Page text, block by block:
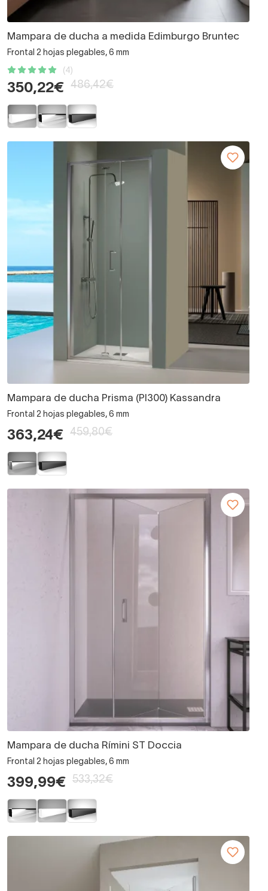
Mampara de ducha a medida Edimburgo Bruntec
Frontal 2 hojas plegables, 6 mm
(4)
350,22€ 486,42€
Mampara de ducha Prisma (PI300) Kassandra
Frontal 2 hojas plegables, 6 mm
363,24€ 459,80€
Mampara de ducha Rímini ST Doccia
Frontal 2 hojas plegables, 6 mm
399,99€ 533,32€